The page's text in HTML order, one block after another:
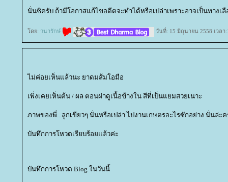
นั่นซิครับ ถ้ามีโอกาสแก้ไขอดีตจะทำได้หรือเปล่าเพราะอาจเป็นทางเลื
ดย: วนารักษ์ วันที่: 15 มิถุนายน 2558 เวลา
ไม่ค่อยเห็นแล้วนะ ยาดมส้มโอมือ
เพิ่งเคยเห็นต้น / ผล ตอนผ่าดูเนื้อข้างใน สีที่เป็นแยมสวยเนาะ
ภาพของพี่...ลูกเขียวๆ นั่นหรือเปล่า ไปงานเกษตรอะไรซักอย่าง นั่นล่ะ
บันทึกการโหวตเรียบร้อยแล้วค่ะ
บันทึกการโหวต Blog ในวันนี้